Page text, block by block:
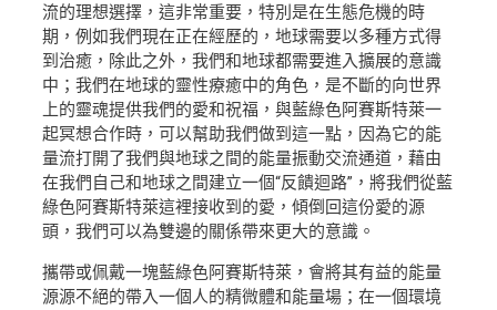
流的理想選擇，這非常重要，特別是在生態危機的時
期，例如我們現在正在經歷的，地球需要以多種方式得
到治癒，除此之外，我們和地球都需要進入擴展的意識
中；我們在地球的靈性療癒中的角色，是不斷的向世界
上的靈魂提供我們的愛和祝福，與藍綠色阿賽斯特萊一
起冥想合作時，可以幫助我們做到這一點，因為它的能
量流打開了我們與地球之間的能量振動交流通道，藉由
在我們自己和地球之間建立一個“反饋迴路”，將我們從藍
綠色阿賽斯特萊這裡接收到的愛，傾倒回這份愛的源
頭，我們可以為雙邊的關係帶來更大的意識。
攜帶或佩戴一塊藍綠色阿賽斯特萊，會將其有益的能量
源源不絕的帶入一個人的精微體和能量場；在一個環境